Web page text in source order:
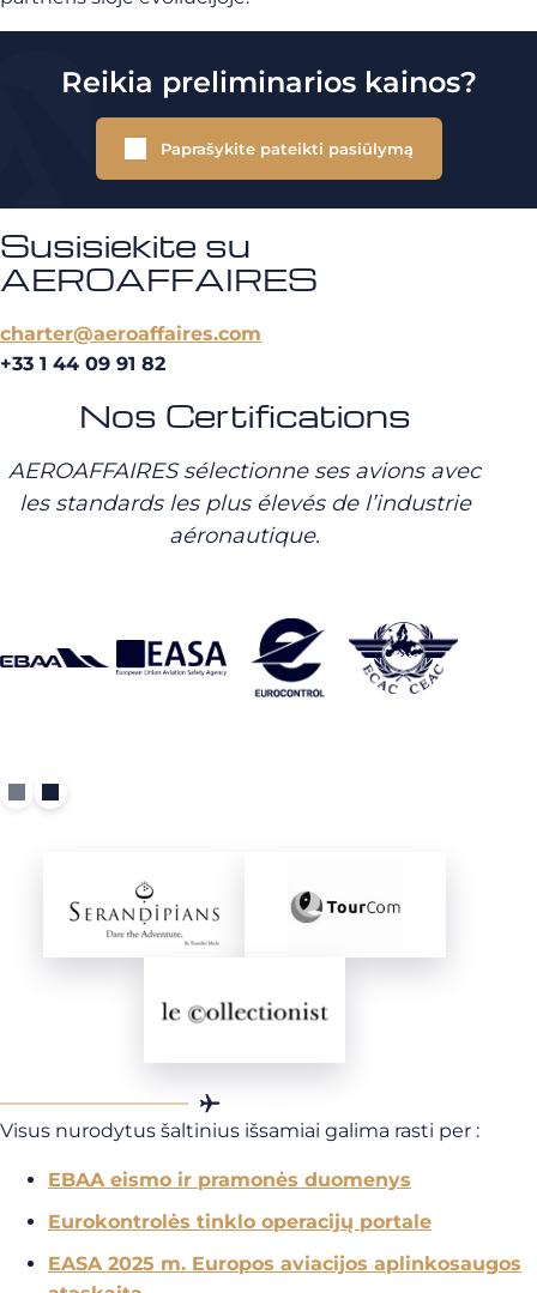
Reikia preliminarios kainos?
Paprašykite pateikti pasiūlymą
Susisiekite su
AEROAFFAIRES
charter@aeroaffaires.com
+33 1 44 09 91 82
Nos Certifications
AEROAFFAIRES sélectionne ses avions avec
les standards les plus élevés de l’industrie
aéronautique.
Visus nurodytus šaltinius išsamiai galima rasti per :
EBAA eismo ir pramonės duomenys
Eurokontrolės tinklo operacijų portale
EASA 2025 m. Europos aviacijos aplinkosaugos